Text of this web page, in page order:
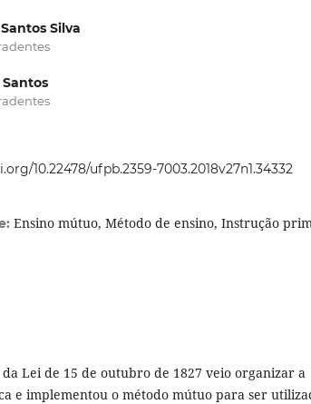
Silva
10.22478/ufpb.2359-7003.2018v27n1.34332
Ensino mútuo, Método de ensino, Instrução
Lei de 15 de outubro de 1827 veio organizar a
e implementou o método mútuo para ser